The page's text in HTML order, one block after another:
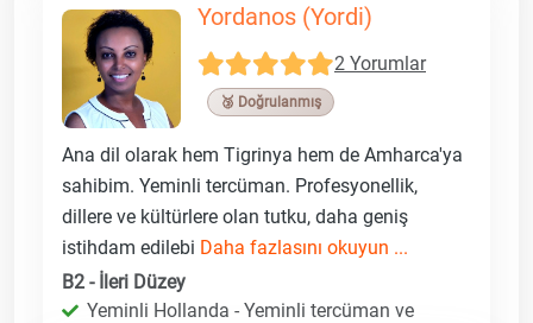
Yordanos (Yordi)
2 Yorumlar
🥉 Doğrulanmış
Ana dil olarak hem Tigrinya hem de Amharca'ya
sahibim. Yeminli tercüman. Profesyonellik,
dillere ve kültürlere olan tutku, daha geniş
istihdam edilebi Daha fazlasını okuyun ...
B2 - İleri Düzey
Yeminli Hollanda - Yeminli tercüman ve